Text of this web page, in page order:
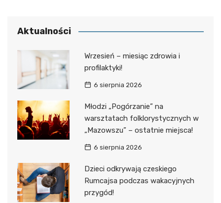
Aktualności
Wrzesień – miesiąc zdrowia i
profilaktyki!
6 sierpnia 2026
Młodzi „Pogórzanie” na
warsztatach folklorystycznych w
„Mazowszu” – ostatnie miejsca!
6 sierpnia 2026
Dzieci odkrywają czeskiego
Rumcajsa podczas wakacyjnych
przygód!